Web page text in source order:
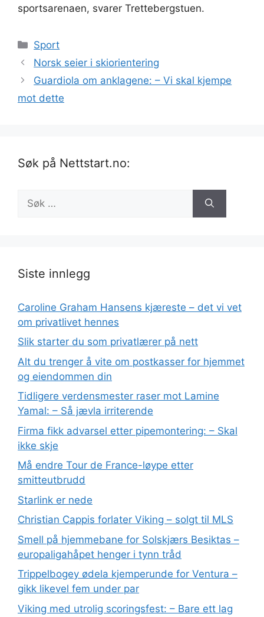
sportsarenaen, svarer Trettebergstuen.
Kategorier
Sport
Norsk seier i skiorientering
Guardiola om anklagene: – Vi skal kjempe
mot dette
Søk på Nettstart.no:
etter:
Siste innlegg
Caroline Graham Hansens kjæreste – det vi vet
om privatlivet hennes
Slik starter du som privatlærer på nett
Alt du trenger å vite om postkasser for hjemmet
og eiendommen din
Tidligere verdensmester raser mot Lamine
Yamal: – Så jævla irriterende
Firma fikk advarsel etter pipemontering: – Skal
ikke skje
Må endre Tour de France-løype etter
smitteutbrudd
Starlink er nede
Christian Cappis forlater Viking – solgt til MLS
Smell på hjemmebane for Solskjærs Besiktas –
europaligahåpet henger i tynn tråd
Trippelbogey ødela kjemperunde for Ventura –
gikk likevel fem under par
Viking med utrolig scoringsfest: – Bare ett lag